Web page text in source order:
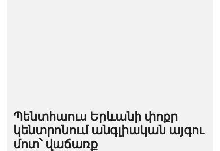
Պենտհաուս Երևանի փոքր
կենտրոնում անգլիական այգու
մոտ՝ վաճառք